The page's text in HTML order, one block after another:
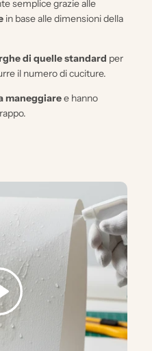
semplice grazie alle
in base alle dimensioni della
di quelle standard per
il numero di cuciture.
maneggiaree hanno